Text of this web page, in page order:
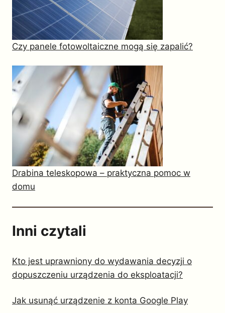
Czy panele fotowoltaiczne mogą się zapalić?
Drabina teleskopowa – praktyczna pomoc w
domu
Inni czytali
Kto jest uprawniony do wydawania decyzji o
dopuszczeniu urządzenia do eksploatacji?
Jak usunąć urządzenie z konta Google Play